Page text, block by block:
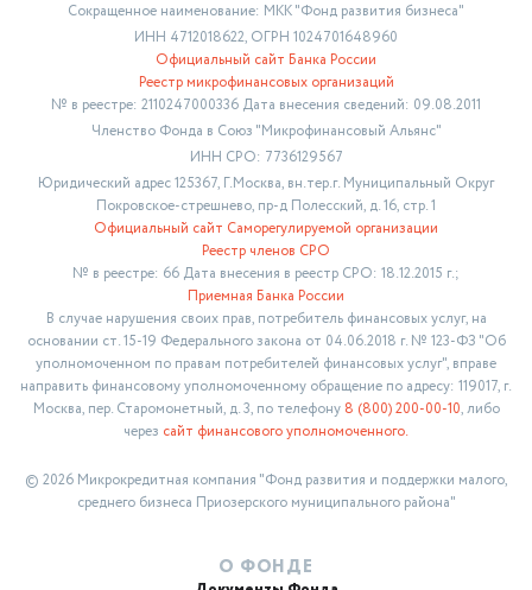
Сокращенное наименование: МКК "Фонд развития бизнеса"
ИНН 4712018622, ОГРН 1024701648960
Официальный сайт Банка России
Реестр микрофинансовых организаций
№ в реестре: 2110247000336 Дата внесения сведений: 09.08.2011
Членство Фонда в Союз "Микрофинансовый Альянс"
ИНН СРО: 7736129567
Юридический адрес 125367, Г.Москва, вн.тер.г. Муниципальный Округ
Покровское-стрешнево, пр-д Полесский, д. 16, стр. 1
Официальный сайт Саморегулируемой организации
Реестр членов СРО
№ в реестре: 66 Дата внесения в реестр СРО: 18.12.2015 г.;
Приемная Банка России
В случае нарушения своих прав, потребитель финансовых услуг, на
основании ст. 15-19 Федерального закона от 04.06.2018 г. № 123-ФЗ "Об
уполномоченном по правам потребителей финансовых услуг", вправе
направить финансовому уполномоченному обращение по адресу: 119017, г.
Москва, пер. Старомонетный, д. 3, по телефону 8 (800) 200-00-10, либо
через сайт финансового уполномоченного.
© 2026 Микрокредитная компания "Фонд развития и поддержки малого,
среднего бизнеса Приозерского муниципального района"
О ФОНДЕ